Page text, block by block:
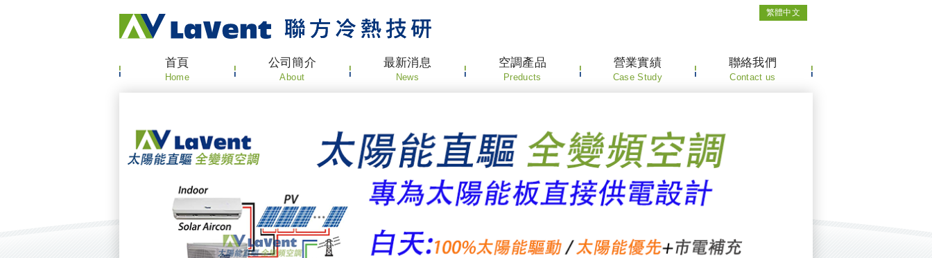
繁體中文
首頁
Home
公司簡介
About
最新消息
News
空調產品
Preducts
營業實績
Case Study
聯絡我們
Contact us